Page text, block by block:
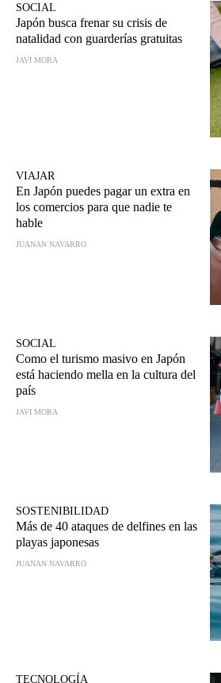
SOCIAL
Japón busca frenar su crisis de
natalidad con guarderías gratuitas
JAVI MORA
VIAJAR
En Japón puedes pagar un extra en
los comercios para que nadie te
hable
JUANAN NAVARRO
SOCIAL
Como el turismo masivo en Japón
está haciendo mella en la cultura del
país
JAVI MORA
SOSTENIBILIDAD
Más de 40 ataques de delfines en las
playas japonesas
JUANAN NAVARRO
TECNOLOGÍA